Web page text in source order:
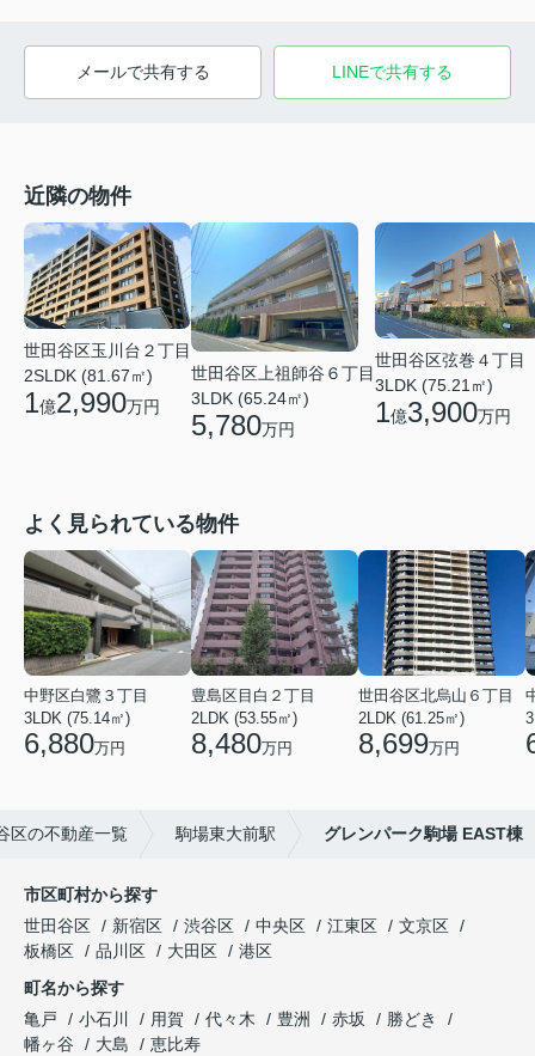
メールで共有する LINEで共有する
近隣の物件
世田谷区玉川台２丁目
2SLDK (81.67㎡)
1億2,990万円
世田谷区上祖師谷６丁目
3LDK (65.24㎡)
5,780万円
世田谷区弦巻４丁目
3LDK (75.21㎡)
1億3,900万円
よく見られている物件
中野区白鷺３丁目
3LDK (75.14㎡)
6,880万円
豊島区目白２丁目
2LDK (53.55㎡)
8,480万円
世田谷区北烏山６丁目
2LDK (61.25㎡)
8,699万円
区の不動産一覧 駒場東大前駅 グレンパーク駒場 EAST棟
市区町村から探す
世田谷区
新宿区 渋谷区 中央区 江東区
文京区
板橋区
品川区 大田区
港区
町名から探す
亀戸
小石川 用賀 代々木 豊洲 赤坂
勝どき
幡ヶ谷
大島
恵比寿